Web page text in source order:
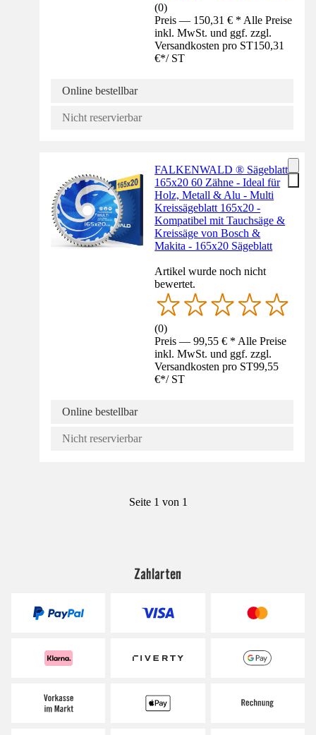
(0)
Preis — 150,31 € * Alle Preise
inkl. MwSt. und ggf. zzgl.
Versandkosten pro ST150,31
€*/ ST
Online bestellbar
Nicht reservierbar
FALKENWALD ® Sägeblatt
165x20 60 Zähne - Ideal für
Holz, Metall & Alu - Multi
Kreissägeblatt 165x20 -
Kompatibel mit Tauchsäge &
Kreissäge von Bosch &
Makita - 165x20 Sägeblatt
Artikel wurde noch nicht
bewertet.
(0)
Preis — 99,55 € * Alle Preise
inkl. MwSt. und ggf. zzgl.
Versandkosten pro ST99,55
€*/ ST
Online bestellbar
Nicht reservierbar
Seite 1 von 1
Zahlarten